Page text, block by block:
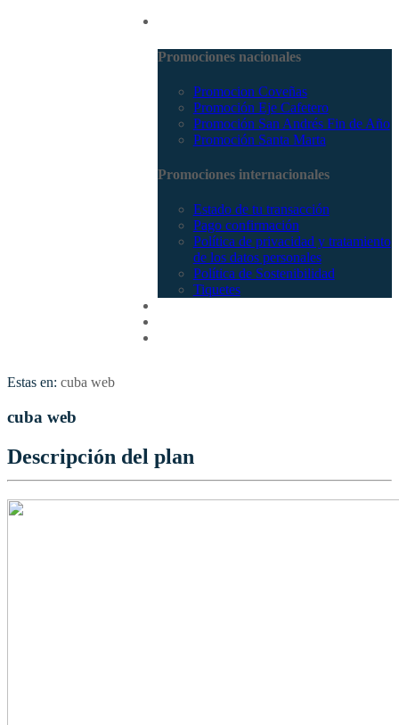
Promociones nacionales
Promocion Coveñas
Promoción Eje Cafetero
Promoción San Andrés Fin de Año
Promoción Santa Marta
Promociones internacionales
Estado de tu transacción
Pago confirmación
Política de privacidad y tratamiento
de los datos personales
Política de Sostenibilidad
Tiquetes
Estas en: cuba web
cuba web
Descripción del plan